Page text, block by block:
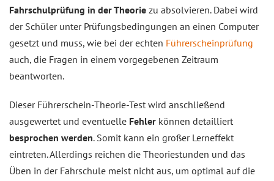
Fahrschulprüfung in der Theorie zu absolvieren. Dabei wird
der Schüler unter Prüfungsbedingungen an einen Computer
gesetzt und muss, wie bei der echten Führerscheinprüfung
auch, die Fragen in einem vorgegebenen Zeitraum
beantworten.
Dieser Führerschein-Theorie-Test wird anschließend
ausgewertet und eventuelle Fehler können detailliert
besprochen werden. Somit kann ein großer Lerneffekt
eintreten. Allerdings reichen die Theoriestunden und das
Üben in der Fahrschule meist nicht aus, um optimal auf die